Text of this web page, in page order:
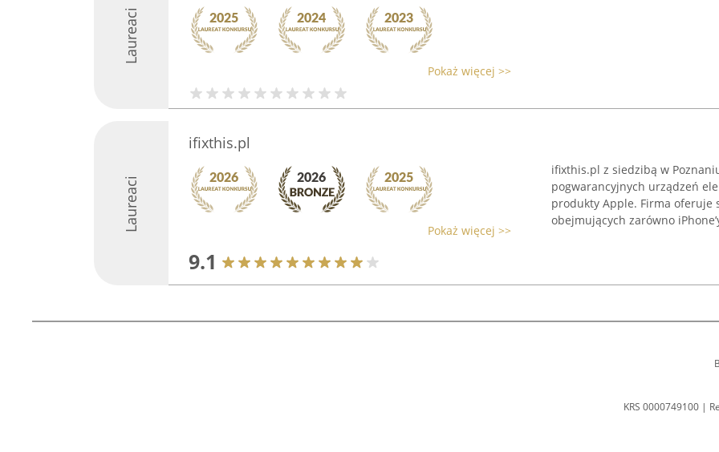
Laureaci
Pokaż więcej >>
Laureaci
ifixthis.pl
Pokaż więcej >>
9.1
ifixthis.pl z siedzibą w
pogwarancyjnych urządzeń
produkty Apple. Firma oferuje
obejmujących zarówno
KRS 0000749100 |